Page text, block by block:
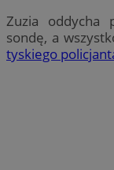
Zuzia oddycha
sondę, a
tyskiego